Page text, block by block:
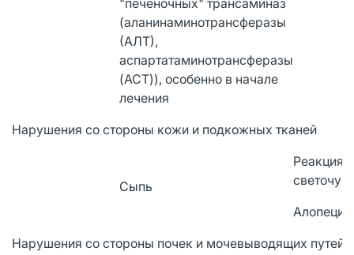
(аланинаминотрансферазы
(АЛТ),
аспартатаминотрансферазы
(ACT)), особенно в начале
лечения
Нарушения со стороны кожи и подкожных тканей
Сыпь
Реакция
Алопеция
Нарушения со стороны почек и мочевыводящих путей